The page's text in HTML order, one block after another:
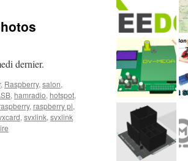
dernier.
, Raspberry, salon,
, hamradio, hotspot,
, raspberry pi,
, svxlink, svxlink